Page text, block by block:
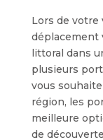
Lors de votre
déplacement
littoral dans
plusieurs
vous
région, les
meilleure
de